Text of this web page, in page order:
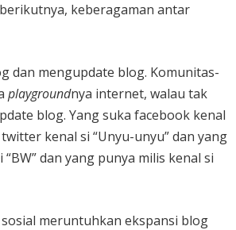
keberagaman antar
dan mengupdate blog. Komunitas-
playgroundnya internet, walau tak
blog. Yang suka facebook kenal
twitter kenal si “Unyu-unyu” dan yang
dan yang punya milis kenal si
meruntuhkan ekspansi blog